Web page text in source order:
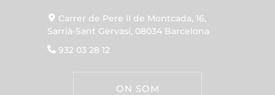
Carrer de Pere II de Montcada, 16,
Sarrià-Sant Gervasi, 08034 Barcelona
932 03 28 12
ON SOM